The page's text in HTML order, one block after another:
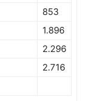
853
1.896
2.296
2.716